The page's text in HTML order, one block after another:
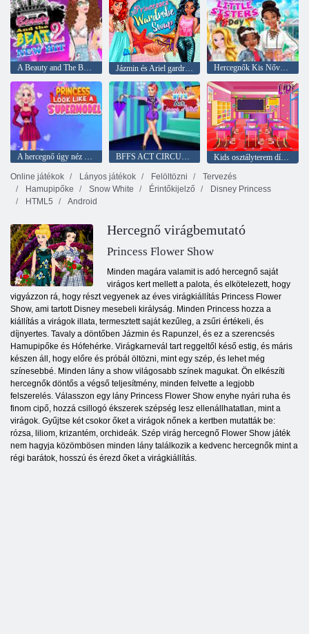
A Beauty and The Beat 2 új slágere Jázmin és Ariel gardróbcsere Hercegnők Kis Nővérek napja
BFFS ACT CIRCUS MŰVÉSZET
Kids osztályterem díszítése
Online játékok
Lányos játékok Felöltözni
Tervezés
Hamupipőke
Snow White Érintőkijelző
Disney Princess
HTML5
Android
Hercegnő virágbemutató
Princess Flower Show
Minden magára valamit is adó hercegnő saját
virágos kert mellett a palota, és elkötelezett, hogy
vigyázzon rá, hogy részt vegyenek az éves virágkiállítás Princess Flower
Show, ami tartott Disney mesebeli királyság. Minden Princess hozza a
kiállítás a virágok illata, termesztett saját kezűleg, a zsűri értékeli, és
díjnyertes. Tavaly a döntőben Jázmin és Rapunzel, és ez a szerencsés
Hamupipőke és Hófehérke. Virágkarnevál tart reggeltől késő estig, és máris
készen áll, hogy előre és próbál öltözni, mint egy szép, és lehet még
színesebbé. Minden lány a show világosabb színek magukat. Ön elkészíti
hercegnők döntős a végső teljesítmény, minden felvette a legjobb
felszerelés. Válasszon egy lány Princess Flower Show enyhe nyári ruha és
finom cipő, hozzá csillogó ékszerek szépség lesz ellenállhatatlan, mint a
virágok. Gyűjtse két csokor őket a virágok nőnek a kertben mutatták be:
rózsa, liliom, krizantém, orchideák. Szép virág hercegnő Flower Show játék
nem hagyja közömbösen minden lány találkozik a kedvenc hercegnők mint a
régi barátok, hosszú és érezd őket a virágkiállítás.